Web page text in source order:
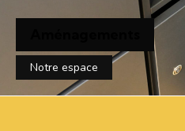
Notre espace